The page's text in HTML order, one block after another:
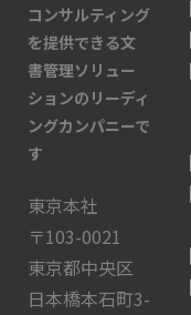
コンサルティング
を提供できる文
書管理ソリュー
ションのリーディ
ングカンパニーで
す
東京本社
〒103-0021
東京都中央区
日本橋本石町3-